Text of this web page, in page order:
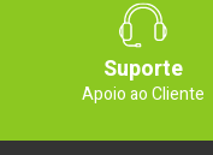
Suporte
Apoio ao Cliente